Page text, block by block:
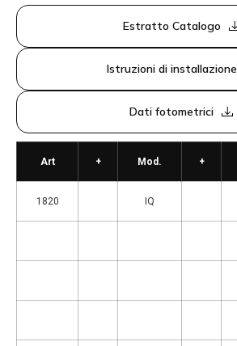
Estratto Catalogo
Istruzioni di installazione
Dati fotometrici
Art + Mod. +
1820 IQ